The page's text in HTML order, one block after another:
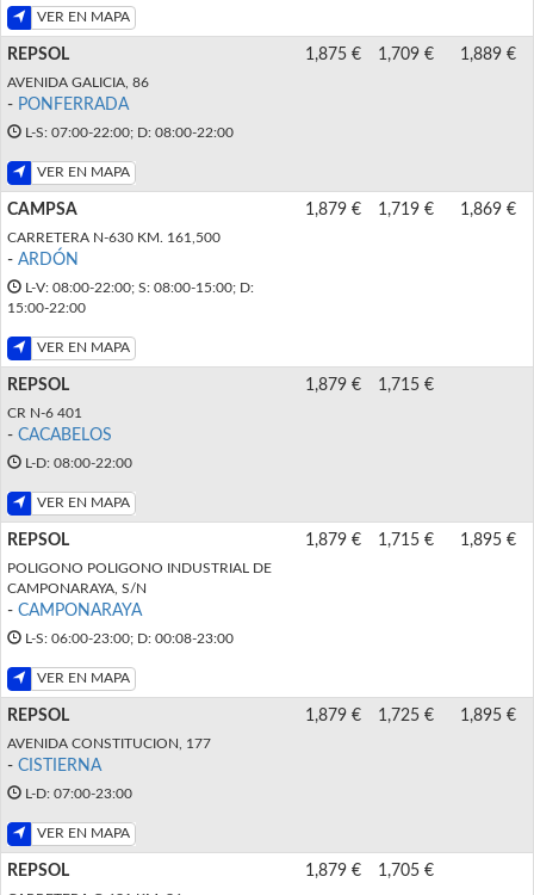
VER EN MAPA
REPSOL
AVENIDA GALICIA, 86
- PONFERRADA
L-S: 07:00-22:00; D: 08:00-22:00
VER EN MAPA
1,875 € 1,709 € 1,889 €
CAMPSA
CARRETERA N-630 KM. 161,500
- ARDÓN
L-V: 08:00-22:00; S: 08:00-15:00; D:
15:00-22:00
VER EN MAPA
1,879 € 1,719 € 1,869 €
REPSOL
CR N-6 401
- CACABELOS
L-D: 08:00-22:00
VER EN MAPA
1,879 € 1,715 €
REPSOL
POLIGONO POLIGONO INDUSTRIAL DE
CAMPONARAYA, S/N
- CAMPONARAYA
L-S: 06:00-23:00; D: 00:08-23:00
VER EN MAPA
1,879 € 1,715 € 1,895 €
REPSOL
AVENIDA CONSTITUCION, 177
- CISTIERNA
L-D: 07:00-23:00
VER EN MAPA
1,879 € 1,725 € 1,895 €
REPSOL 1,879 € 1,705 €